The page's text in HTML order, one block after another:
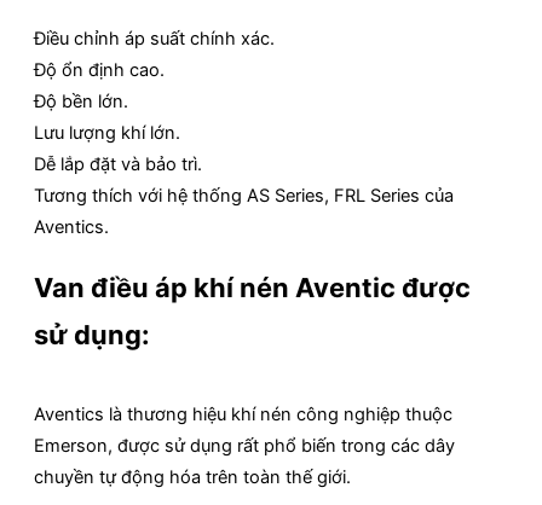
Điều chỉnh áp suất chính xác.
Độ ổn định cao.
Độ bền lớn.
Lưu lượng khí lớn.
Dễ lắp đặt và bảo trì.
Tương thích với hệ thống AS Series, FRL Series của
Aventics.
Van điều áp khí nén Aventic được
sử dụng:
Aventics là thương hiệu khí nén công nghiệp thuộc
Emerson, được sử dụng rất phổ biến trong các dây
chuyền tự động hóa trên toàn thế giới.